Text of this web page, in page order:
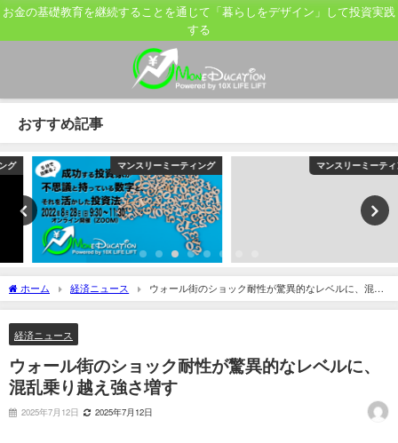
お金の基礎教育を継続することを通じて「暮らしをデザイン」して投資実践
する
おすすめ記事
マンスリーミーティング マンスリーミーティング
ホーム 経済ニュース
ウォール街のショック耐性が驚異的なレベルに、混乱
乗り越え強さ増す
経済ニュース
ウォール街のショック耐性が驚異的なレベルに、
混乱乗り越え強さ増す
2025年7月12日 2025年7月12日